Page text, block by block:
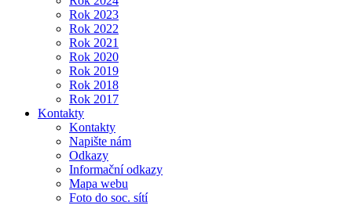
Rok 2023
Rok 2022
Rok 2021
Rok 2020
Rok 2019
Rok 2018
Rok 2017
Kontakty
Kontakty
Napište nám
Odkazy
Informační odkazy
Mapa webu
Foto do soc. sítí